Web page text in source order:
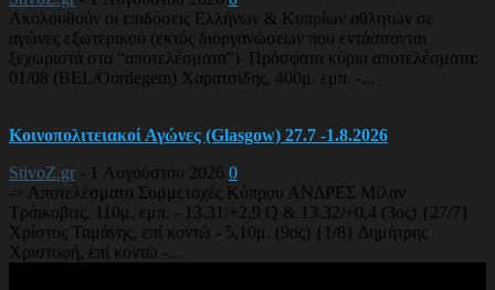
Ακολουθούν οι επιδόσεις Ελλήνων & Κυπρίων αθλητών σε
αγώνες εξωτερικού (εκτός διοργανώσεων που εντάσσονται
ξεχωριστά στα “αποτελέσματα”) Πρόσφατα κύρια αποτελέσματα:
01/08 (BEL/Oordegem) Χαρατσίδης, 400μ. εμπ. -...
Κοινοπολιτειακοί Αγώνες (Glasgow) 27.7 -1.8.2026
StivoZ.gr - 1 Αυγούστου 2026 0
-> Αποτελέσματα Συμμετοχές Κύπρου ΑΝΔΡΕΣ Μίλαν
Τράικοβιτς, 110μ. εμπ. - 13.31/+2,9 Q & 13.32/+0,4 (3ος) {27/7}
Χρίστος Ταμάνης, επί κοντώ - 5,10μ. (9ος) {1/8} Δημήτρης
Χριστοφή, επί κοντώ -...